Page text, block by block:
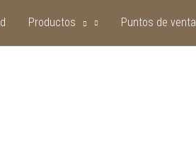
Productos Puntos de venta